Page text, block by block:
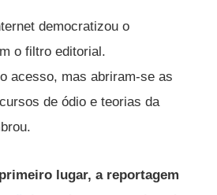
democratizou o
o filtro editorial.
acesso, mas abriram-se as
de ódio e teorias da
lugar, a reportagem